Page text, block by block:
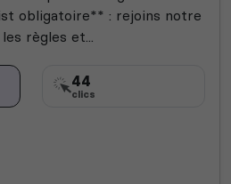
obligatoire** : rejoins notre
règles et...
44
clics